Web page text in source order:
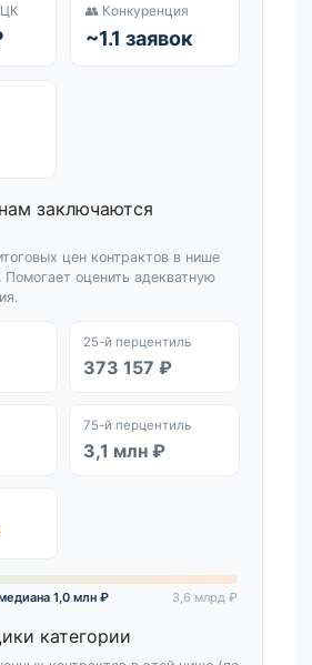
👥 Конкуренция
~1.1 заявок
заключаются
цен контрактов в нише
оценить адекватную
25-й перцентиль
373 157 ₽
75-й перцентиль
3,1 млн ₽
1,0 млн ₽ 3,6 млрд ₽
категории